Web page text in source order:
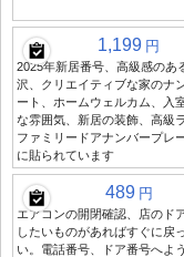
1,199 円
2025年新居番号、高級感のあ
沢、クリエイティブな家のナ
ート、ホームウェルカム、入
な雰囲気、新居の装飾、高級
ファミリードアナンバープレ
に貼られています
489 円
エアコンの開閉確認、店のド
したいものがあればすぐに戻
い。電話番号、ドア番号へよ